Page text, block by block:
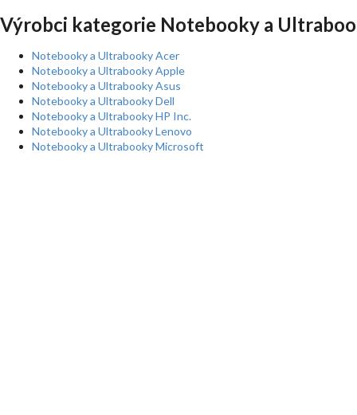
Výrobci kategorie Notebooky a
Notebooky a Ultrabooky Acer
Notebooky a Ultrabooky Apple
Notebooky a Ultrabooky Asus
Notebooky a Ultrabooky Dell
Notebooky a Ultrabooky HP Inc.
Notebooky a Ultrabooky Lenovo
Notebooky a Ultrabooky Microsoft